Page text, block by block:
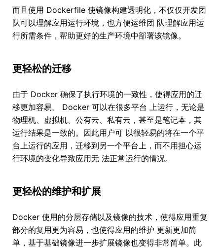
而且使用 Dockerfile 使镜像构建透明化，不仅仅开发团
队可以理解应用运行环境，也方便运维团 队理解应用运
行所需条件，帮助更好的生产环境中部署该镜像。
更轻松的迁移
由于 Docker 确保了执行环境的一致性，使得应用的迁
移更加容易。 Docker 可以在很多平台 上运行，无论是
物理机、虚拟机、公有云、私有云，甚至是笔记本，其
运行结果是一致的。因此用户可 以很轻易的将在一个平
台上运行的应用，迁移到另一个平台上，而不用担心运
行环境的变化导致应用无 法正常运行的情况。
更轻松的维护和扩展
Docker 使用的分层存储以及镜像的技术，使得应用重复
部分的复用更为容易，也使得应用的维护 更新更加简
单，基于基础镜像进一步扩展镜像也变得非常简单。此